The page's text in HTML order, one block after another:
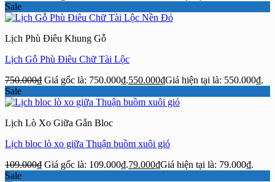
Sale
Lịch Phù Điêu Khung Gỗ
Lịch Gỗ Phù Điêu Chữ Tài Lộc
750.000₫ Giá gốc là: 750.000₫.550.000₫Giá hiện tại là: 550.000₫.
Sale
Lịch Lò Xo Giữa Gắn Bloc
Lịch bloc lò xo giữa Thuận buồm xuôi gió
109.000₫ Giá gốc là: 109.000₫.79.000₫Giá hiện tại là: 79.000₫.
Sale